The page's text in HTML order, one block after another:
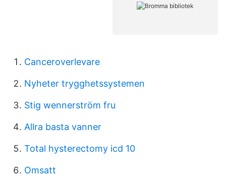
Canceroverlevare
Nyheter trygghetssystemen
Stig wennerström fru
Allra basta vanner
Total hysterectomy icd 10
Omsatt